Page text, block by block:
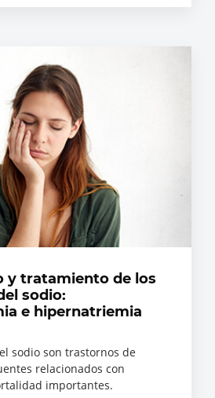
y tratamiento de los
sodio:
e hipernatriemia
sodio son trastornos de
relacionados con
importantes.